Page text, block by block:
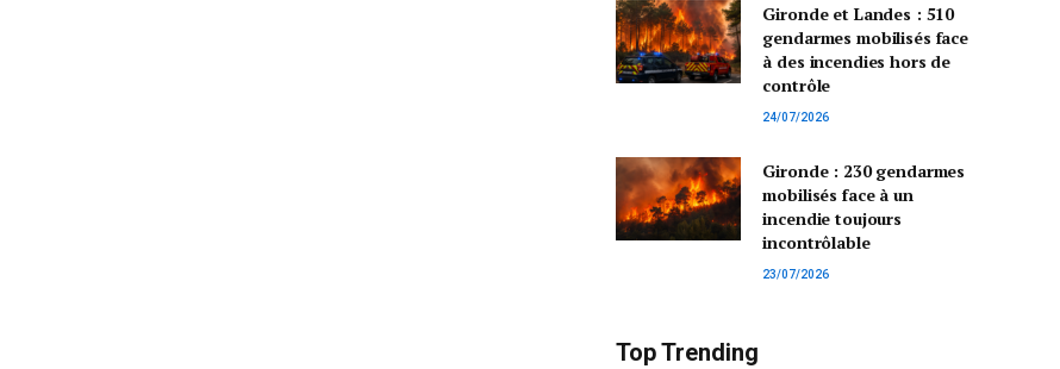
Gironde et Landes : 510
gendarmes mobilisés face
à des incendies hors de
contrôle
24/07/2026
Gironde : 230 gendarmes
mobilisés face à un
incendie toujours
incontrôlable
23/07/2026
Top Trending